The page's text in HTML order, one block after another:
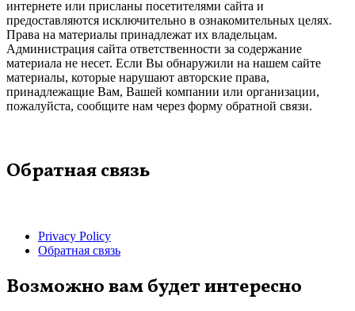
интернете или присланы посетителями сайта и
предоставляются исключительно в ознакомительных целях.
Права на материалы принадлежат их владельцам.
Администрация сайта ответственности за содержание
материала не несет. Если Вы обнаружили на нашем сайте
материалы, которые нарушают авторские права,
принадлежащие Вам, Вашей компании или организации,
пожалуйста, сообщите нам через форму обратной связи.
Обратная связь
Privacy Policy
Обратная связь
Возможно вам будет интересно